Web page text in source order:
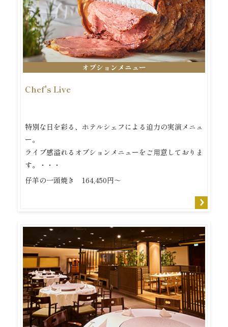
オプションメニュー
Chef's Live
特別な日を彩る、ホテルシェフによる迫力の実演メニュ
ー。
ライブ感溢れるオプションメニューをご用意しておりま
す。・・・
仔羊の一頭焼き 164,450円～